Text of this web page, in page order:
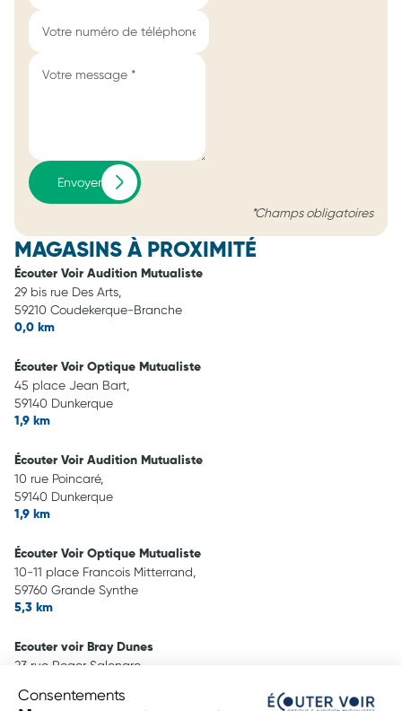
Consentements
Envoyer
*Champs obligatoires
MAGASINS À PROXIMITÉ
Écouter Voir Audition Mutualiste
29 bis rue Des Arts,
59210 Coudekerque-Branche
0,0 km
Écouter Voir Optique Mutualiste
45 place Jean Bart,
59140 Dunkerque
1,9 km
Écouter Voir Audition Mutualiste
10 rue Poincaré,
59140 Dunkerque
1,9 km
Écouter Voir Optique Mutualiste
10-11 place Francois Mitterrand,
59760 Grande Synthe
5,3 km
Ecouter voir Bray Dunes
23 rue Roger Salengro,
11,3 km